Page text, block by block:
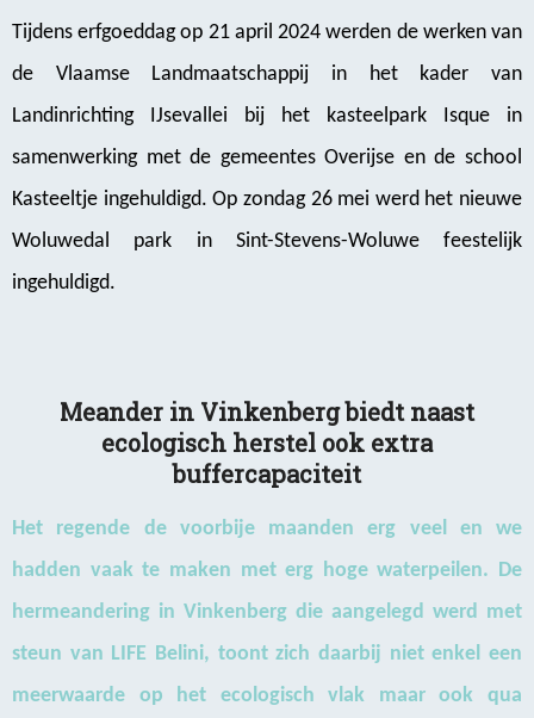
Tijdens erfgoeddag op 21 april 2024 werden de werken van
de Vlaamse Landmaatschappij in het kader van
Landinrichting IJsevallei bij het kasteelpark Isque in
samenwerking met de gemeentes Overijse en de school
Kasteeltje ingehuldigd. Op zondag 26 mei werd het nieuwe
Woluwedal park in Sint-Stevens-Woluwe feestelijk
ingehuldigd.
Meander in Vinkenberg biedt naast
ecologisch herstel ook extra
buffercapaciteit
Het regende de voorbije maanden erg veel en we
hadden vaak te maken met erg hoge waterpeilen. De
hermeandering in Vinkenberg die aangelegd werd met
steun van LIFE Belini, toont zich daarbij niet enkel een
meerwaarde op het ecologisch vlak maar ook qua